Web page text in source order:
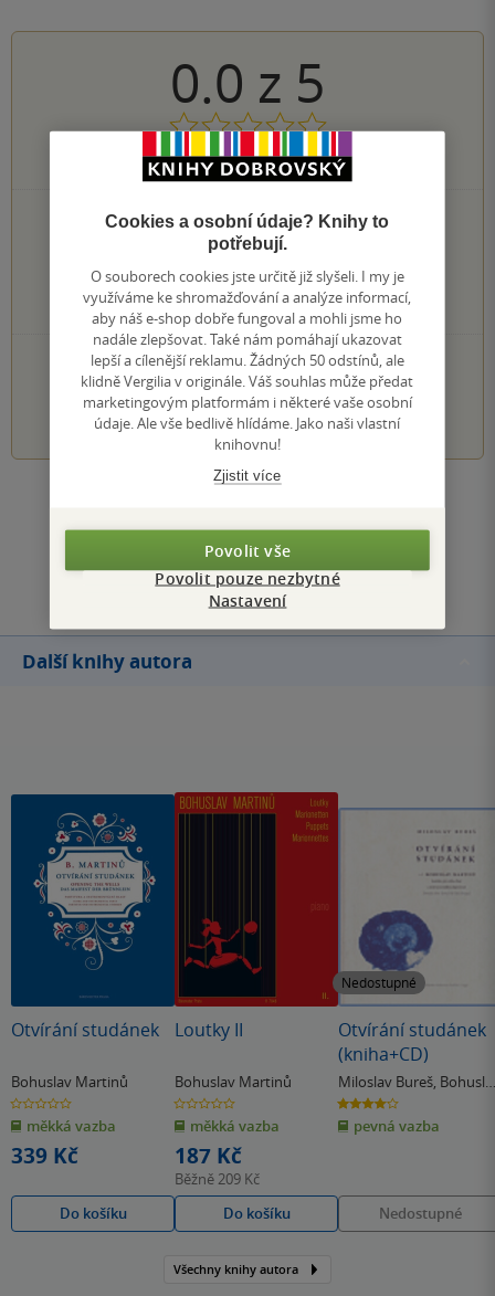
0.0 z 5
0hodnocení čtenářů
0×
5 hvězdiček
0×
4 hvězdičky
3 hvězdičky
0×
2 hvězdičky
0×
1 hvezdička
PŘIDEJTE SVÉ HODNOCENÍ KNIHY
1 2 3 4 5
Přidat hodnocení
Další knihy autora
Otvírání studánek
Bohuslav Martinů
0.0
z
5
hvězdiček
měkká vazba
339 Kč
Do košíku
Loutky II
Bohuslav Martinů
0.0
z
5
hvězdiček
měkká vazba
187 Kč
Běžně209 Kč
Do košíku
Nedostupné
Otvírání studánek
(kniha+CD)
Miloslav Bureš,
Martinů
4.0
z
5
hvězdiček
pevná vazba
Nedostupné
Všechny knihy autora
Cookies a osobní údaje? Knihy to
potřebují.
O souborech cookies jste určitě již slyšeli. I my je
využíváme ke shromažďování a analýze informací,
aby náš e-shop dobře fungoval a mohli jsme ho
nadále zlepšovat. Také nám pomáhají ukazovat
lepší a cílenější reklamu. Žádných 50 odstínů, ale
klidně Vergilia v originále. Váš souhlas může předat
marketingovým platformám i některé vaše osobní
údaje. Ale vše bedlivě hlídáme. Jako naši vlastní
knihovnu!
Zjistit více
Povolit vše
Povolit pouze nezbytné
Nastavení